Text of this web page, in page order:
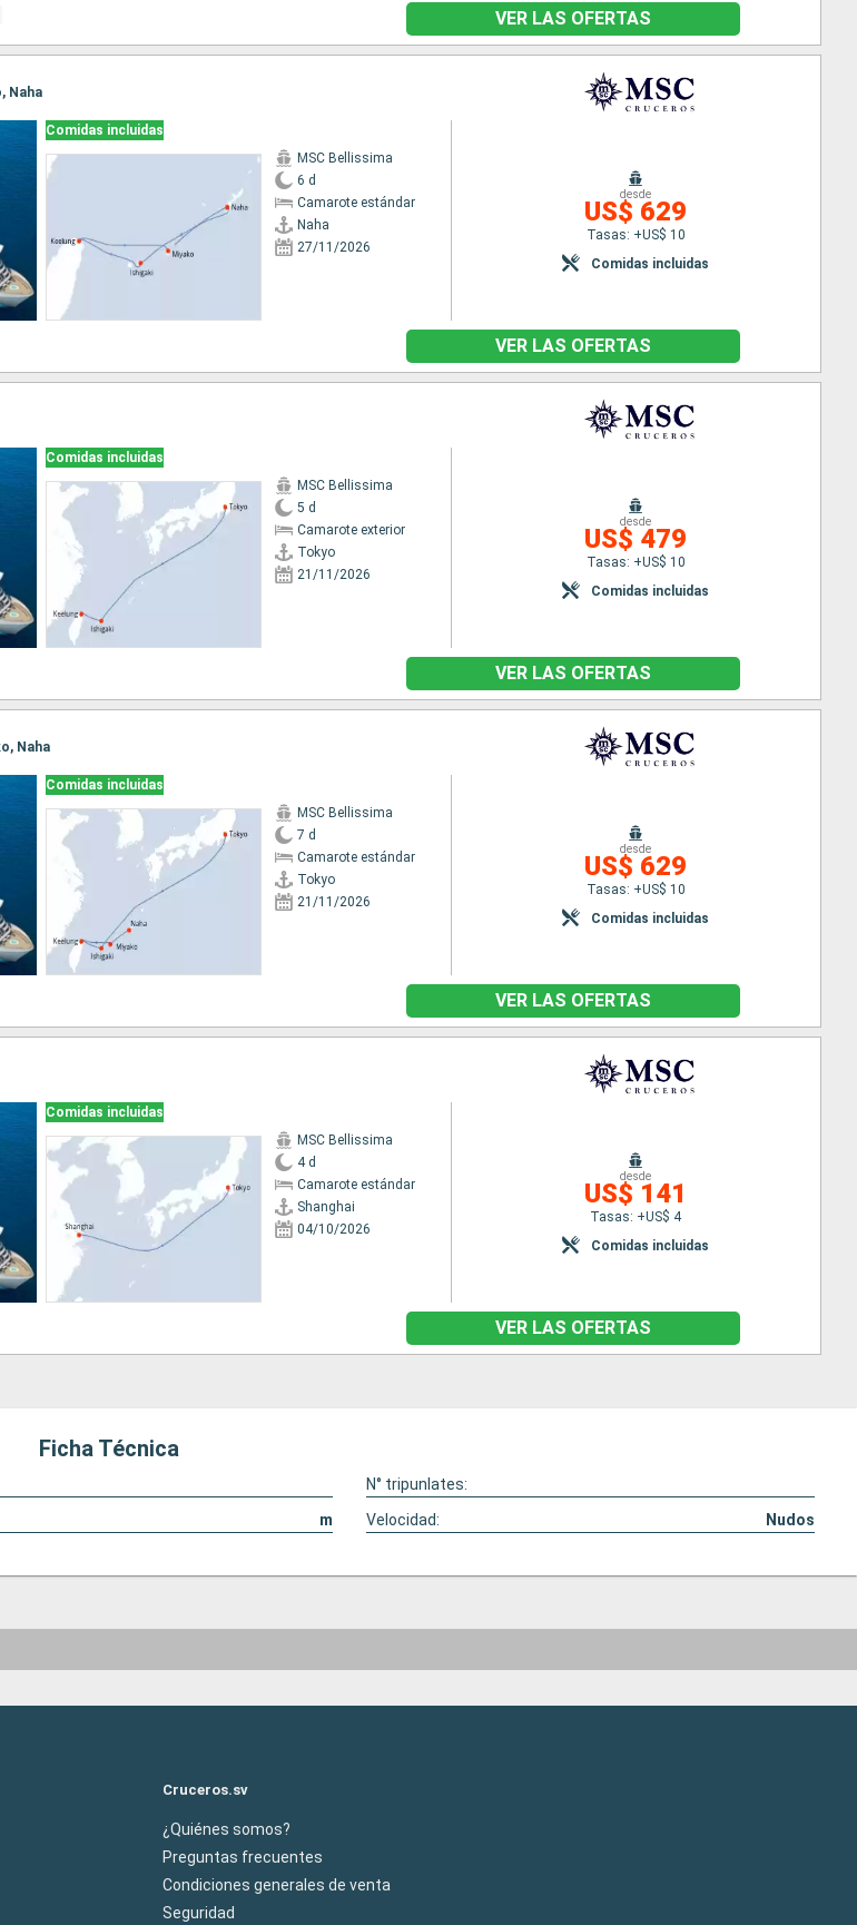
VER LAS OFERTAS
Naha
Comidas incluidas
MSC Bellissima
6 d
Camarote estándar
Naha
27/11/2026
desde
US$ 629
Tasas: +US$ 10
Comidas incluidas
VER LAS OFERTAS
Comidas incluidas
MSC Bellissima
5 d
Camarote exterior
Tokyo
21/11/2026
desde
US$ 479
Tasas: +US$ 10
Comidas incluidas
VER LAS OFERTAS
Naha
Comidas incluidas
MSC Bellissima
7 d
Camarote estándar
Tokyo
21/11/2026
desde
US$ 629
Tasas: +US$ 10
Comidas incluidas
VER LAS OFERTAS
Comidas incluidas
MSC Bellissima
4 d
Camarote estándar
Shanghai
04/10/2026
desde
US$ 141
Tasas: +US$ 4
Comidas incluidas
VER LAS OFERTAS
Ficha Técnica
N° tripunlates:
m Velocidad: Nudos
Cruceros.sv
¿Quiénes somos?
Preguntas frecuentes
Condiciones generales de venta
Seguridad